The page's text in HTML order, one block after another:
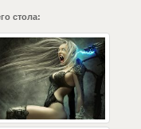
стола: